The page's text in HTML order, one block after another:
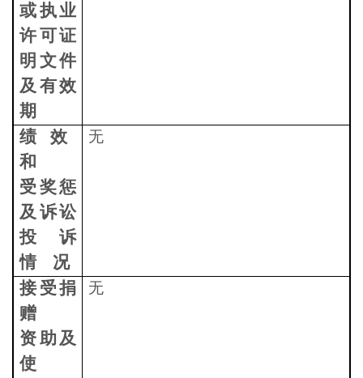
或执业
许可证
明文件
及有效
期
绩
效
和
受奖惩
及诉讼
投诉
情
况
无
接受捐
赠
资助及
使
无